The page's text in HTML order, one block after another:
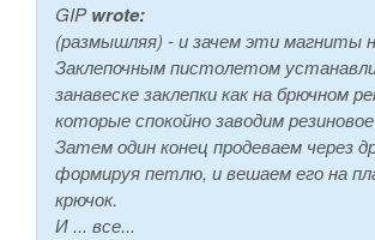
GIPwrote:
(размышляя) - и зачем эти магниты
Заклепочным пистолетом
занавеске заклепки как на брючном
которые спокойно заводим
Затем один конец продеваем через
формируя петлю, и вешаем его на
крючок.
И ... все...